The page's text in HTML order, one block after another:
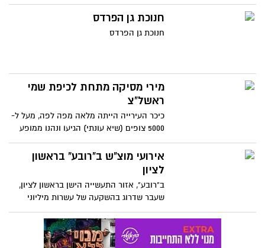
חנוכת גן הפרדס
חנוכת גן הפרדס
מירי מסיקה מתחת לכיפת שמי
ראשל"צ
כיכר העירייה הייתה מלאה מפה לפה, מעל ל-
5000 צופים (שיא עונתי) הגיעו ונהנו ממופע
מושקע של זמרת גדולה ומצחיקונת לא קטנה,
בין הלהיטים פלירטטה עם הקהל המקומי
ואף שיטפה אותם בחוויות מהחיים ועם המון
הומור עצמי
אירועי מוצ"ש ב"רובע" בראשון
לציון
ב"רובע", אזור התעשייה הישן בראשון לציון,
שעבר שדרוג בהשקעה של עשרות מיליוני
שקלים, החלו החודש אירועי רחוב חינמיים
לצעירים ומשפחות.